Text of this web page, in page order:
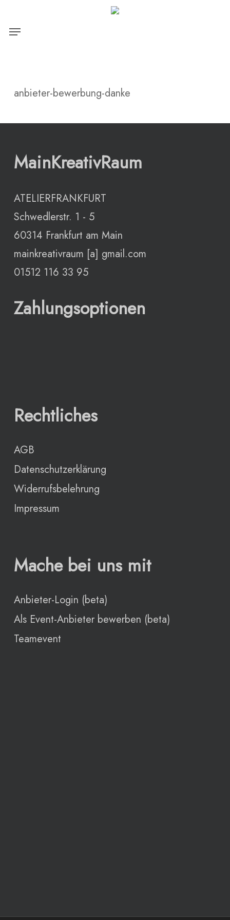
Menu
anbieter-bewerbung-danke
MainKreativRaum
ATELIERFRANKFURT
Schwedlerstr. 1 - 5
60314 Frankfurt am Main
mainkreativraum [a] gmail.com
01512 116 33 95
Zahlungsoptionen
Rechtliches
AGB
Datenschutzerklärung
Widerrufsbelehrung
Impressum
Mache bei uns mit
Anbieter-Login (beta)
Als Event-Anbieter bewerben (beta)
Teamevent